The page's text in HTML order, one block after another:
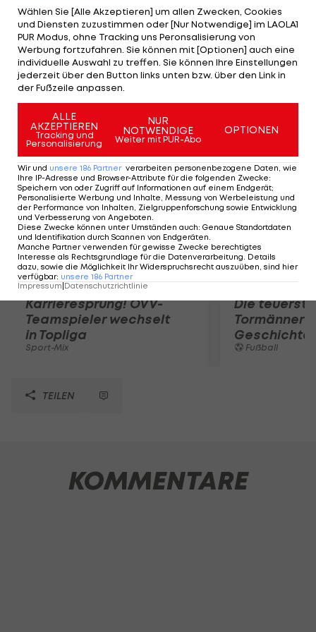
Koubek mit 6:3, 6:3 durch. Der im vergangenen Jahr
zurückgetretene Kärntner ist mittlerweile Trainer
bei Günter Bresnik und betreut in dieser Funktion
unter anderem auch Thiem. Bei den Damen setzt
sich Yvonne Neuwirth 6:7, 6:0, 6:1 gegen Tina
Schiechtl durch.
Mehr zum Thema
Karrieresprung! ÖVV-
Teamspieler wechselt
in Topliga
Sport-Mix
Die
Tormänner
Geschichte
Fußball
TEILEN
KOMMENTARE
Wählen Sie [Alle Akzeptieren] um allen Zwecken, Cookies
und Diensten zuzustimmen oder [Nur Notwendige] im LAOLA1
PUR Modus, ohne Tracking uns Peronsalisierung von
Werbung fortzufahren. Sie können mit [Optionen] auch eine
individuelle Auswahl zu treffen. Sie können Ihre Einstellungen
jederzeit über den Button links unten bzw. über den Link in
der Fußzeile anpassen.
ALLE
AKZEPTIEREN
Tracking und
Personalisierung
NUR
NOTWENDIGE
Weiter mit PUR-Abo
OPTIONEN
Wir und unsere 186 Partner verarbeiten personenbezogene Daten, wie
Ihre IP-Adresse und Browser-Attribute für die folgenden Zwecke:
Speichern von oder Zugriff auf Informationen auf einem Endgerät;
Personalisierte Werbung und Inhalte, Messung von Werbeleistung und
der Performance von Inhalten, Zielgruppenforschung sowie Entwicklung
und Verbesserung von Angeboten.
Diese Zwecke können unter Umständen auch: Genaue Standortdaten
und Identifikation durch Scannen von Endgeräten.
Manche Partner verwenden für gewisse Zwecke berechtigtes
Interesse als Rechtsgrundlage für die Datenverarbeitung. Details
dazu, sowie die Möglichkeit Ihr Widerspruchsrecht auszuüben, sind hier
verfügbar: unsere 186 Partner
Impressum Datenschutzrichtlinie